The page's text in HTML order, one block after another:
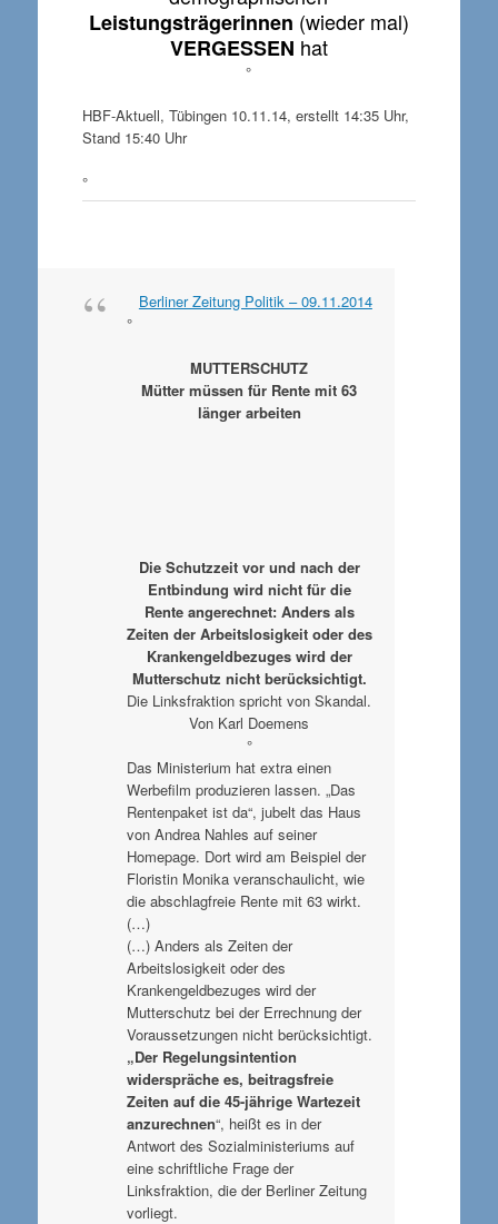
Leistungsträgerinnen (wieder mal)
VERGESSEN hat
°
HBF-Aktuell, Tübingen 10.11.14, erstellt 14:35 Uhr,
Stand 15:40 Uhr
°
Berliner Zeitung Politik – 09.11.2014
°
MUTTERSCHUTZ
Mütter müssen für Rente mit 63
länger arbeiten
Die Schutzzeit vor und nach der
Entbindung wird nicht für die
Rente angerechnet: Anders als
Zeiten der Arbeitslosigkeit oder des
Krankengeldbezuges wird der
Mutterschutz nicht berücksichtigt.
Die Linksfraktion spricht von Skandal.
Von Karl Doemens
°
Das Ministerium hat extra einen
Werbefilm produzieren lassen. „Das
Rentenpaket ist da“, jubelt das Haus
von Andrea Nahles auf seiner
Homepage. Dort wird am Beispiel der
Floristin Monika veranschaulicht, wie
die abschlagfreie Rente mit 63 wirkt.
(…)
(…) Anders als Zeiten der
Arbeitslosigkeit oder des
Krankengeldbezuges wird der
Mutterschutz bei der Errechnung der
Voraussetzungen nicht berücksichtigt.
„Der Regelungsintention
widerspräche es, beitragsfreie
Zeiten auf die 45-jährige Wartezeit
anzurechnen“, heißt es in der
Antwort des Sozialministeriums auf
eine schriftliche Frage der
Linksfraktion, die der Berliner Zeitung
vorliegt.